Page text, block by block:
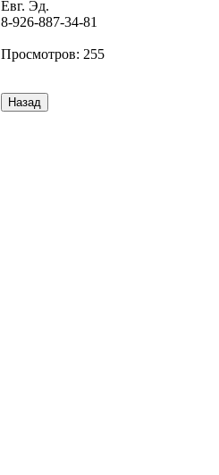
Евг. Эд.
8-926-887-34-81
Просмотров: 255